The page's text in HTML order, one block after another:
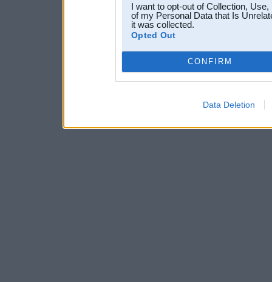
I want to opt-out of Collection,
of my Personal Data that Is
it was collected.
Opted Out
CONFIRM
Data Deletion